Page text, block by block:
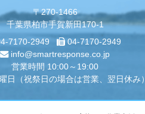
〒270-1466
千葉県柏市手賀新田170-1
7170-2949
04-7170-2949
info@smartresponse.co.jp
営業時間 10:00～19:00
日（祝祭日の場合は営業、翌日休み）